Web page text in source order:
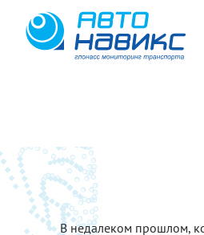
В недалеком прошлом,